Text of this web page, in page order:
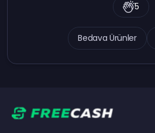
Bedava Ürünler
5